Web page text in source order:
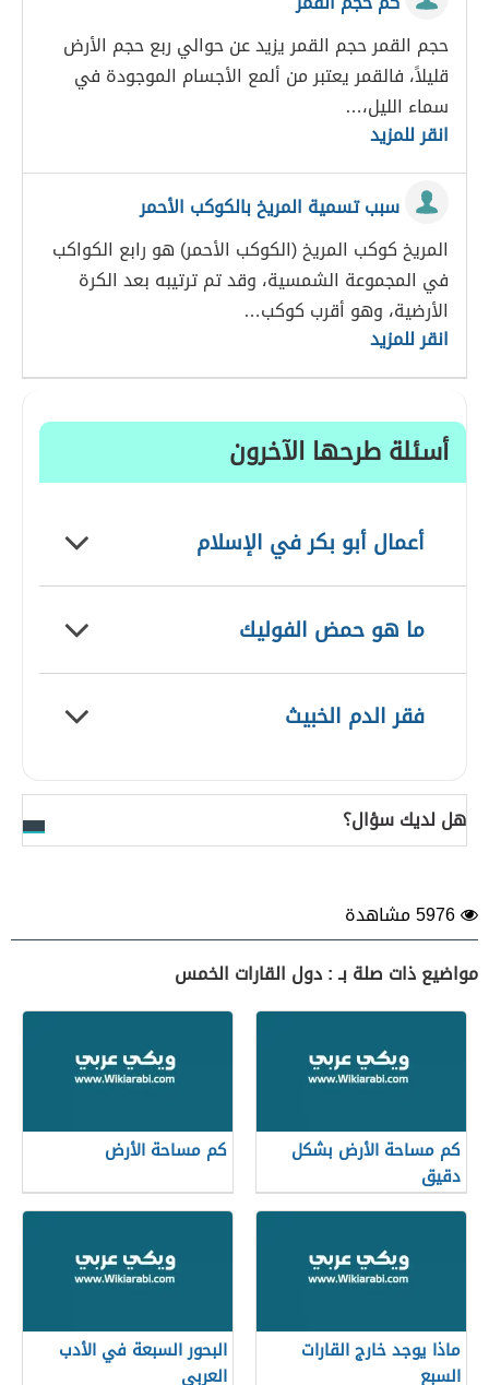
حجم القمر حجم القمر يزيد عن حوالي ربع حجم الأرض
قليلاً، فالقمر يعتبر من ألمع الأجسام الموجودة في
سماء الليل،…
انقر للمزيد
سبب تسمية المريخ بالكوكب الأحمر
المريخ كوكب المريخ (الكوكب الأحمر) هو رابع الكواكب
في المجموعة الشمسية، وقد تم ترتيبه بعد الكرة
الأرضية، وهو أقرب كوكب…
انقر للمزيد
أسئلة طرحها الآخرون
أعمال أبو بكر في الإسلام
ما هو حمض الفوليك
فقر الدم الخبيث
هل لديك سؤال؟
مواضيع ذات صلة بـ : دول القارات الخمس
كم مساحة الأرض بشكل
دقيق
كم مساحة الأرض
ماذا يوجد خارج القارات
السبع
البحور السبعة في الأدب
العربي